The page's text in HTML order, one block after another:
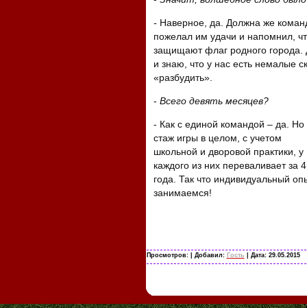
- Наверное, да. Должна же
пожелал им удачи и напомнил,
защищают флаг родного города.
и знаю, что у нас есть немалые
«разбудить».
- Всего девять месяцев?
- Как с единой командой – да. Но
стаж игры в целом, с учетом
школьной и дворовой практики, у
каждого из них переваливает за 4
года. Так что индивидуальный
занимаемся!
Просмотров: | Добавил: Гость | Дата: 29.05.2015